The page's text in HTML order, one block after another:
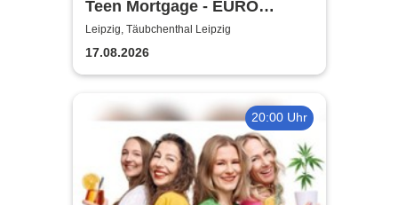
Teen Mortgage - EURO
SUMMER 2026
Leipzig, Täubchenthal Leipzig
17.08.2026
20:00 Uhr